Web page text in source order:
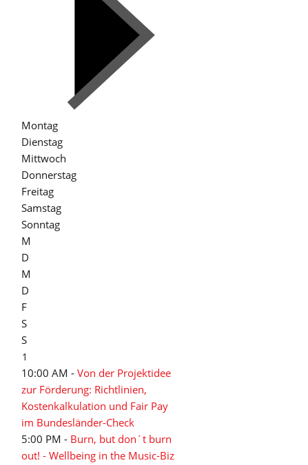
Montag
Dienstag
Mittwoch
Donnerstag
Freitag
Samstag
Sonntag
M
D
M
D
F
S
S
1
10:00 AM - Von der Projektidee
zur Förderung: Richtlinien,
Kostenkalkulation und Fair Pay
im Bundesländer-Check
5:00 PM - Burn, but don´t burn
out! - Wellbeing in the Music-Biz